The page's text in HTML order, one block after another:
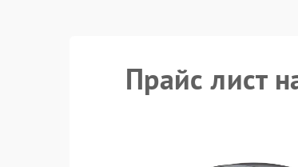
Прайс лист